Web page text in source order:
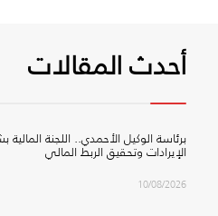
أحدث المقالات
برئاسة الوكيل الأحمدي.. اللجنة
الإيرادات وتحقيق الربط المالي
10/08/2026